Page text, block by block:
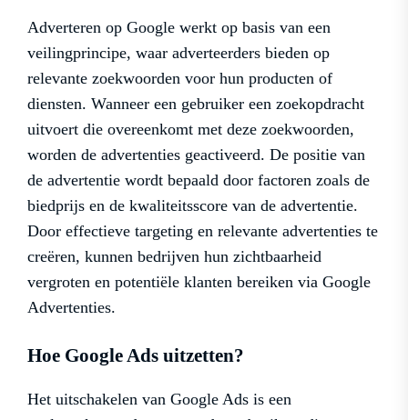
Adverteren op Google werkt op basis van een
veilingprincipe, waar adverteerders bieden op
relevante zoekwoorden voor hun producten of
diensten. Wanneer een gebruiker een zoekopdracht
uitvoert die overeenkomt met deze zoekwoorden,
worden de advertenties geactiveerd. De positie van
de advertentie wordt bepaald door factoren zoals de
biedprijs en de kwaliteitsscore van de advertentie.
Door effectieve targeting en relevante advertenties te
creëren, kunnen bedrijven hun zichtbaarheid
vergroten en potentiële klanten bereiken via Google
Advertenties.
Hoe Google Ads uitzetten?
Het uitschakelen van Google Ads is een